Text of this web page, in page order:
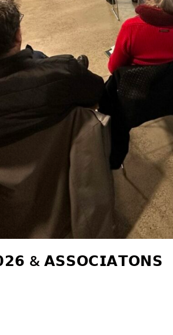
& 𝗔𝗦𝗦𝗢𝗖𝗜𝗔𝗧𝗢𝗡𝗦